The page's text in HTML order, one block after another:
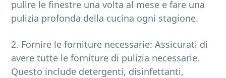
pulire le finestre una volta al mese e fare una
pulizia profonda della cucina ogni stagione.
2. Fornire le forniture necessarie: Assicurati di
avere tutte le forniture di pulizia necessarie.
Questo include detergenti, disinfettanti,